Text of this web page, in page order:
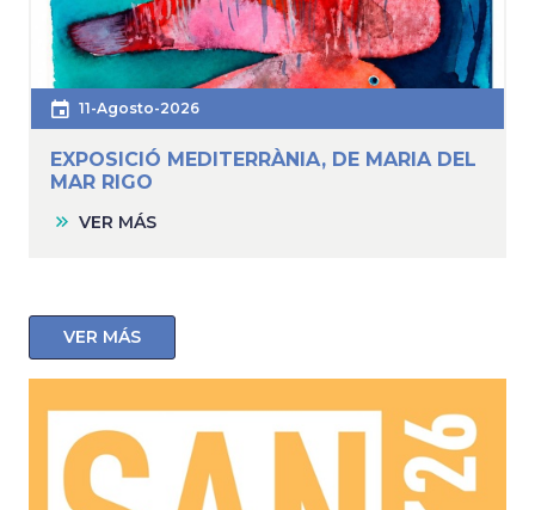
11-Agosto-2026
EXPOSICIÓ MEDITERRÀNIA, DE MARIA DEL
MAR RIGO
VER MÁS
VER MÁS